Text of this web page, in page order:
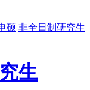
硕 非全日制研究生
生